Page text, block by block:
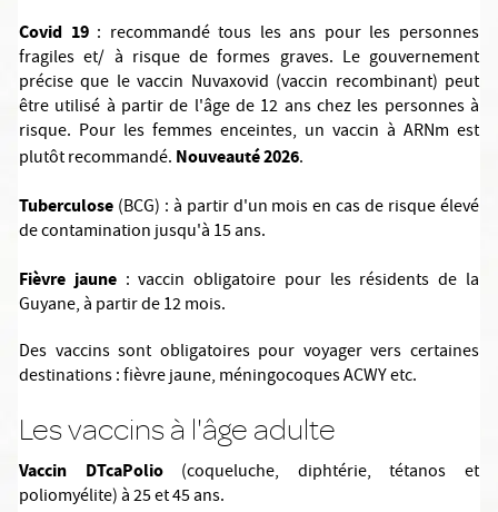
Covid 19: recommandé tous les ans pour les personnes
fragiles et/ à risque de formes graves. Le gouvernement
précise que le vaccin Nuvaxovid (vaccin recombinant) peut
être utilisé à partir de l'âge de 12 ans chez les personnes à
risque. Pour les femmes enceintes, un vaccin à ARNm est
plutôt recommandé. Nouveauté 2026.
Tuberculose (BCG) : à partir d'un mois en cas de risque élevé
de contamination jusqu'à 15 ans.
Fièvre jaune: vaccin obligatoire pour les résidents de la
Guyane, à partir de 12 mois.
Des vaccins sont obligatoires pour voyager vers certaines
destinations : fièvre jaune, méningocoques ACWY etc.
Les vaccins à l'âge adulte
Vaccin DTcaPolio(coqueluche, diphtérie, tétanos et
poliomyélite) à 25 et 45 ans.